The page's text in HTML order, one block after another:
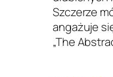
Szczerze
angażuje
„The